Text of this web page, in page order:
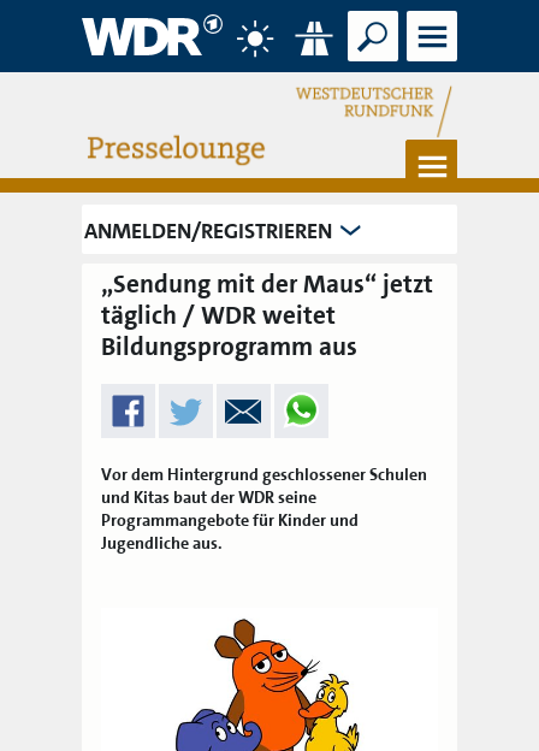
Verkehr
Suche Menü
Menü
ANMELDEN/REGISTRIEREN
„Sendung mit der Maus“ jetzt
täglich / WDR weitet
Bildungsprogramm aus
Vor dem Hintergrund geschlossener Schulen
und Kitas baut der WDR seine
Programmangebote für Kinder und
Jugendliche aus.